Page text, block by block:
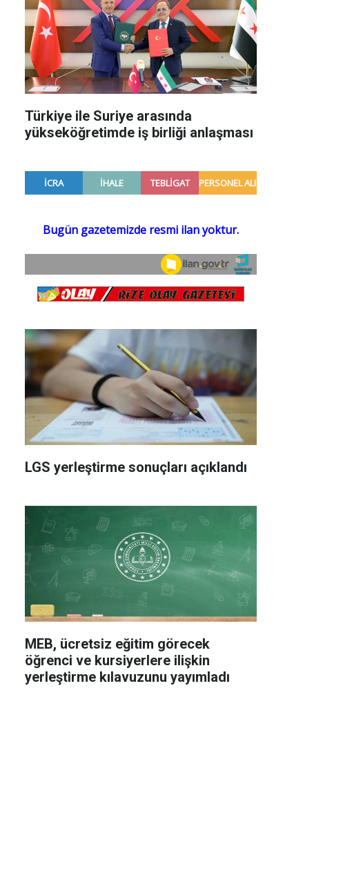
Türkiye ile Suriye arasında
yükseköğretimde iş birliği anlaşması
LGS yerleştirme sonuçları açıklandı
MEB, ücretsiz eğitim görecek
öğrenci ve kursiyerlere ilişkin
yerleştirme kılavuzunu yayımladı